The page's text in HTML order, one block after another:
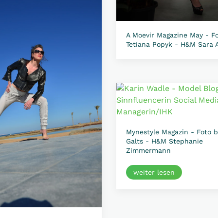
A Moevir Magazine May -
Tetiana Popyk - H&M Sara
Mynestyle Magazin - Foto
Galts - H&M Stephanie
Zimmermann
weiter lesen